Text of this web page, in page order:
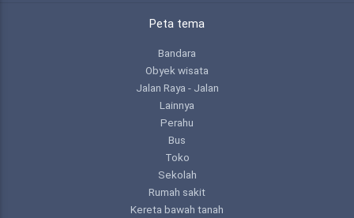
Peta tema
Bandara
Obyek wisata
Jalan Raya - Jalan
Lainnya
Perahu
Bus
Toko
Sekolah
Rumah sakit
Kereta bawah tanah